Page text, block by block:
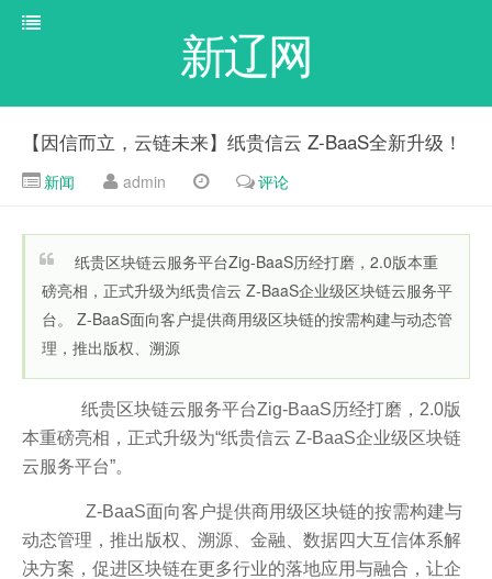
新辽网
【因信而立，云链未来】纸贵信云 Z-BaaS全新升级！
新闻 admin 评论
纸贵区块链云服务平台Zig-BaaS历经打磨，2.0版本重
磅亮相，正式升级为纸贵信云 Z-BaaS企业级区块链云服务平
台。 Z-BaaS面向客户提供商用级区块链的按需构建与动态管
理，推出版权、溯源
纸贵区块链云服务平台Zig-BaaS历经打磨，2.0版
本重磅亮相，正式升级为“纸贵信云 Z-BaaS企业级区块链
云服务平台”。
Z-BaaS面向客户提供商用级区块链的按需构建与
动态管理，推出版权、溯源、金融、数据四大互信体系解
决方案，促进区块链在更多行业的落地应用与融合，让企